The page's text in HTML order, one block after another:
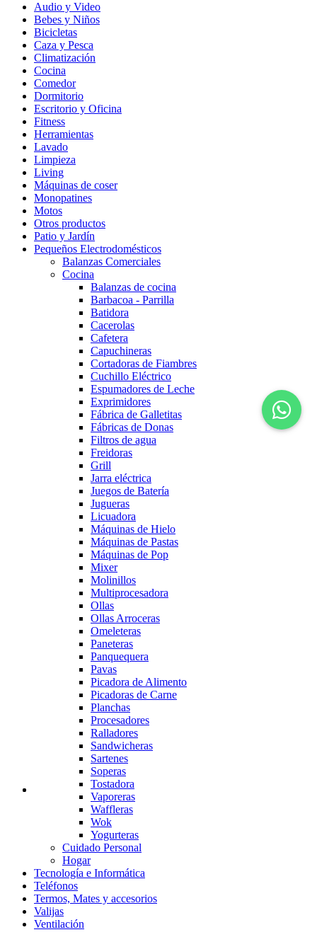
Audio y Video
Bebes y Niños
Bicicletas
Caza y Pesca
Climatización
Cocina
Comedor
Dormitorio
Escritorio y Oficina
Fitness
Herramientas
Lavado
Limpieza
Living
Máquinas de coser
Monopatines
Motos
Otros productos
Patio y Jardín
Pequeños Electrodomésticos
Balanzas Comerciales
Cocina
Balanzas de cocina
Barbacoa - Parrilla
Batidora
Cacerolas
Cafetera
Capuchineras
Cortadoras de Fiambres
Cuchillo Eléctrico
Espumadores de Leche
Exprimidores
Fábrica de Galletitas
Fábricas de Donas
Filtros de agua
Freidoras
Grill
Jarra eléctrica
Juegos de Batería
Jugueras
Licuadora
Máquinas de Hielo
Máquinas de Pastas
Máquinas de Pop
Mixer
Molinillos
Multiprocesadora
Ollas
Ollas Arroceras
Omeleteras
Paneteras
Panquequera
Pavas
Picadora de Alimento
Picadoras de Carne
Planchas
Procesadores
Ralladores
Sandwicheras
Sartenes
Soperas
Tostadora
Vaporeras
Waffleras
Wok
Yogurteras
Cuidado Personal
Hogar
Tecnología e Informática
Teléfonos
Termos, Mates y accesorios
Valijas
Ventilación